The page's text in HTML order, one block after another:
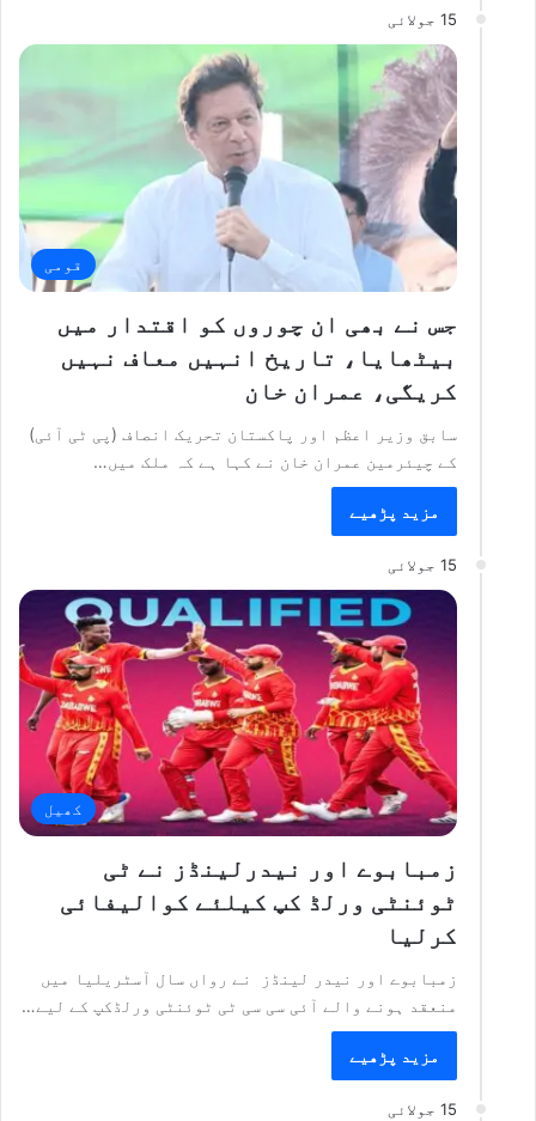
15 جولائی
قومی
جس نے بھی ان چوروں کو اقتدار میں
بیٹھایا، تاریخ انہیں معاف نہیں
کریگی، عمران خان
سابق وزیر اعظم اور پاکستان تحریک انصاف (پی ٹی آئی)
کے چیئرمین عمران خان نے کہا ہے کہ ملک میں…
مزید پڑھیے
15 جولائی
کھیل
زمبابوے اور نیدرلینڈز نے ٹی
ٹوئنٹی ورلڈ کپ کیلئے کوالیفائی
کرلیا
زمبابوے اور نیدر لینڈز نے رواں سال آسٹریلیا میں
منعقد ہونے والے آئی سی سی ٹی ٹوئنٹی ورلڈکپ کے لیے…
مزید پڑھیے
15 جولائی